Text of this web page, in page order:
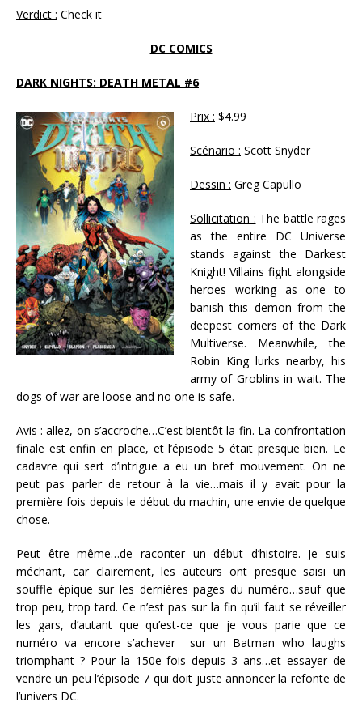
Verdict : Check it
DC COMICS
DARK NIGHTS: DEATH METAL #6
Prix : $4.99
Scénario : Scott Snyder
Dessin : Greg Capullo
Sollicitation : The battle rages
as the entire DC Universe
stands against the Darkest
Knight! Villains fight alongside
heroes working as one to
banish this demon from the
deepest corners of the Dark
Multiverse. Meanwhile, the
Robin King lurks nearby, his
army of Groblins in wait. The
dogs of war are loose and no one is safe.
Avis : allez, on s’accroche…C’est bientôt la fin. La confrontation
finale est enfin en place, et l’épisode 5 était presque bien. Le
cadavre qui sert d’intrigue a eu un bref mouvement. On ne
peut pas parler de retour à la vie…mais il y avait pour la
première fois depuis le début du machin, une envie de quelque
chose.
Peut être même…de raconter un début d’histoire. Je suis
méchant, car clairement, les auteurs ont presque saisi un
souffle épique sur les dernières pages du numéro…sauf que
trop peu, trop tard. Ce n’est pas sur la fin qu’il faut se réveiller
les gars, d’autant que qu’est-ce que je vous parie que ce
numéro va encore s’achever sur un Batman who laughs
triomphant ? Pour la 150e fois depuis 3 ans…et essayer de
vendre un peu l’épisode 7 qui doit juste annoncer la refonte de
l’univers DC.